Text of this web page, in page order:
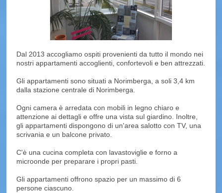
Dal 2013 accogliamo ospiti provenienti da tutto il mondo nei
nostri appartamenti accoglienti, confortevoli e ben attrezzati.
Gli appartamenti sono situati a Norimberga, a soli 3,4 km
dalla stazione centrale di Norimberga.
Ogni camera è arredata con mobili in legno chiaro e
attenzione ai dettagli e offre una vista sul giardino. Inoltre,
gli appartamenti dispongono di un'area salotto con TV, una
scrivania e un balcone privato.
C'è una cucina completa con lavastoviglie e forno a
microonde per preparare i propri pasti.
Gli appartamenti offrono spazio per un massimo di 6
persone ciascuno.